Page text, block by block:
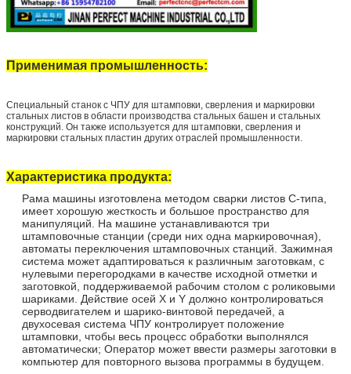
Применимая промышленность:
Специальный станок с ЧПУ для штамповки, сверления и маркировки
стальных листов в области производства стальных башен и стальных
конструкций. Он также используется для штамповки, сверления и
маркировки стальных пластин других отраслей промышленности.
Характеристика продукта:
Рама машины изготовлена ​​методом сварки листов C-типа,
имеет хорошую жесткость и большое пространство для
манипуляций. На машине устанавливаются три
штамповочные станции (среди них одна маркировочная),
автоматы переключения штамповочных станций. Зажимная
система может адаптироваться к различным заготовкам, с
нулевыми перегородками в качестве исходной отметки и
заготовкой, поддерживаемой рабочим столом с роликовыми
шариками. Действие осей X и Y должно контролироваться
серводвигателем и шарико-винтовой передачей, а
двухосевая система ЧПУ контролирует положение
штамповки, чтобы весь процесс обработки выполнялся
автоматически; Оператор может ввести размеры заготовки в
компьютер для повторного вызова программы в будущем.